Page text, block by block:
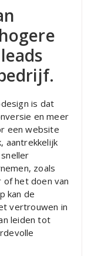
is dat
en meer
een website
aantrekkelijk
zoals
of het doen van
kan de
vertrouwen in
leiden tot